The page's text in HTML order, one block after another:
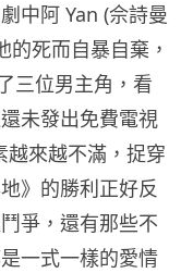
中阿 Yan (佘詩曼
死而自暴自棄，
三位男主角，看
未發出免費電視
越來越不滿，捉穿
》的勝利正好反
爭，還有那些不
一式一樣的愛情